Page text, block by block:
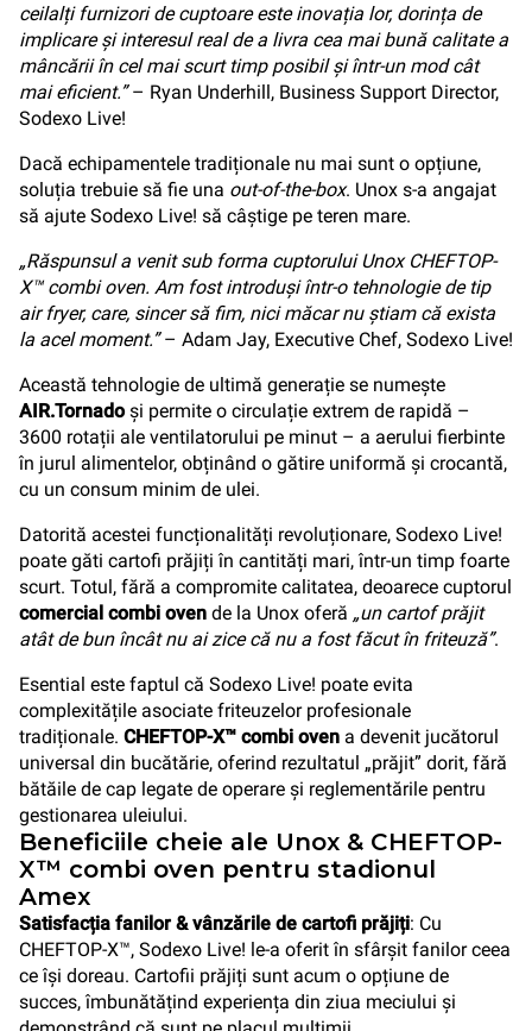
ceilalți furnizori de cuptoare este inovația lor, dorința de
implicare și interesul real de a livra cea mai bună calitate a
mâncării în cel mai scurt timp posibil și într-un mod cât
mai eficient.”– Ryan Underhill, Business Support Director,
Sodexo Live!
Dacă echipamentele tradiționale nu mai sunt o opțiune,
soluția trebuie să fie una out-of-the-box. Unox s-a angajat
să ajute Sodexo Live! să câștige pe teren mare.
„Răspunsul a venit sub forma cuptorului Unox CHEFTOP-
X™ combi oven. Am fost introduși într-o tehnologie de tip
air fryer, care, sincer să fim, nici măcar nu știam că exista
la acel moment.”– Adam Jay, Executive Chef, Sodexo Live!
Această tehnologie de ultimă generație se numește
AIR.Tornadoși permite o circulație extrem de rapidă –
3600 rotații ale ventilatorului pe minut – a aerului fierbinte
în jurul alimentelor, obținând o gătire uniformă și crocantă,
cu un consum minim de ulei.
Datorită acestei funcționalități revoluționare, Sodexo Live!
poate găti cartofi prăjiți în cantități mari, într-un timp foarte
scurt. Totul, fără a compromite calitatea, deoarece cuptorul
comercial combi oven de la Unox oferă „un cartof prăjit
atât de bun încât nu ai zice că nu a fost făcut în friteuză”.
Esential este faptul că Sodexo Live! poate evita
complexitățile asociate friteuzelor profesionale
tradiționale. CHEFTOP-X™ combi oven a devenit jucătorul
universal din bucătărie, oferind rezultatul „prăjit” dorit, fără
bătăile de cap legate de operare și reglementările pentru
gestionarea uleiului.
Beneficiile cheie ale Unox & CHEFTOP-
X™ combi oven pentru stadionul
Amex
Satisfacția fanilor & vânzările de cartofi prăjiți: Cu
CHEFTOP-X™, Sodexo Live! le-a oferit în sfârșit fanilor ceea
ce își doreau. Cartofii prăjiți sunt acum o opțiune de
succes, îmbunătățind experiența din ziua meciului și